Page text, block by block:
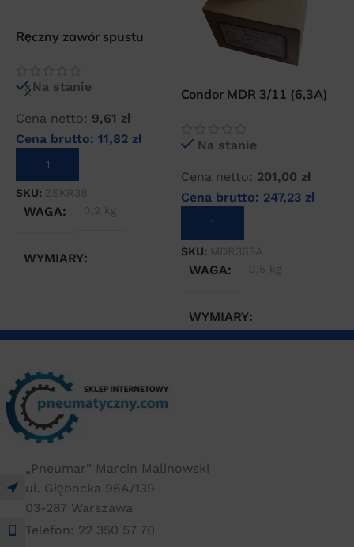
Ręczny zawór spustu
Na stanie
Cena netto: 9,61 zł
Cena brutto: 11,82 zł
DODAJ DO KOSZYKA
SKU: ZSKR38
WAGA 0,2 kg
WYMIARY
Condor MDR 3/11 (6,3A)
Na stanie
Cena netto: 201,00 zł
Cena brutto: 247,23 zł
DODAJ DO KOSZYKA
SKU: MDR363A
WAGA 0,5 kg
WYMIARY
„Pneumar” Marcin Malinowski
ul. Głębocka 96A/139
03-287 Warszawa
Telefon: 22 350 57 70